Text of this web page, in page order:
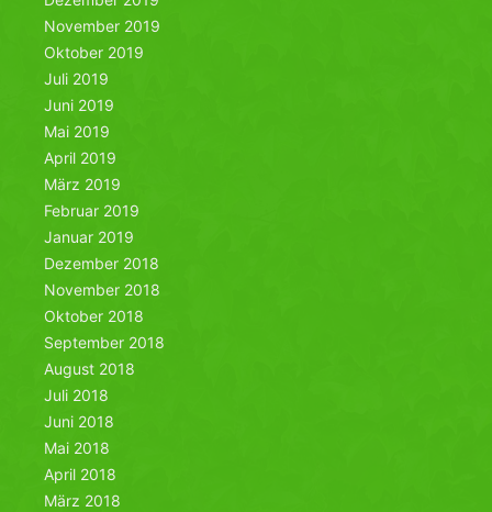
November 2019
Oktober 2019
Juli 2019
Juni 2019
Mai 2019
April 2019
März 2019
Februar 2019
Januar 2019
Dezember 2018
November 2018
Oktober 2018
September 2018
August 2018
Juli 2018
Juni 2018
Mai 2018
April 2018
März 2018